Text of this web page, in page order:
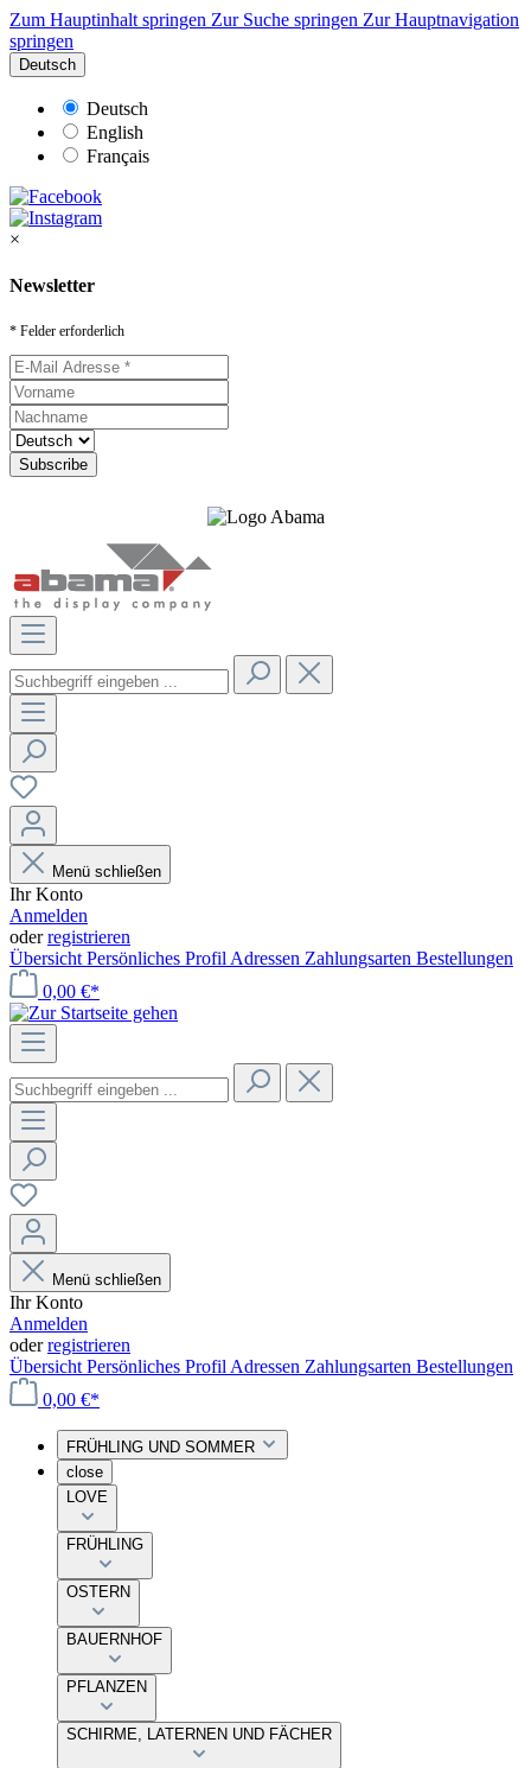
Zum Hauptinhalt springen Zur Suche springen Zur Hauptnavigation
springen
Deutsch
Deutsch
English
Français
×
Newsletter
* Felder erforderlich
Menü schließen
Ihr Konto
Anmelden
oderregistrieren
Übersicht Persönliches Profil Adressen Zahlungsarten Bestellungen
0,00 €*
Menü schließen
Ihr Konto
Anmelden
oderregistrieren
Übersicht Persönliches Profil Adressen Zahlungsarten Bestellungen
0,00 €*
FRÜHLING UND SOMMER
close
LOVE
FRÜHLING
OSTERN
BAUERNHOF
PFLANZEN
SCHIRME, LATERNEN UND FÄCHER